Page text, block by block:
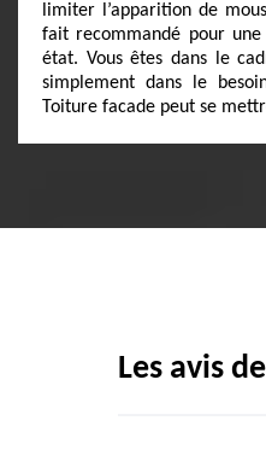
limiter l’apparition de
fait recommandé pour
état. Vous êtes dans le
simplement dans le
Toiture facade peut se
Les avis